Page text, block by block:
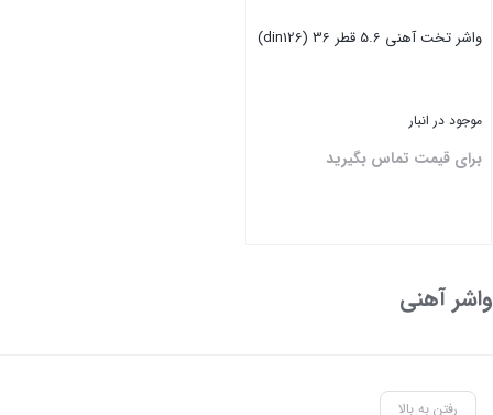
واشر تخت آهنی 5.6 قطر 36 (din126)
موجود در انبار
برای قیمت تماس بگیرید
واشر آهنی
رفتن به بالا